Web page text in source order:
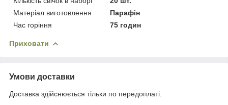
Матеріал виготовлення
Парафін
Час горіння
75 годин
Приховати
Умови доставки
Доставка здійснюється тільки по передоплаті.